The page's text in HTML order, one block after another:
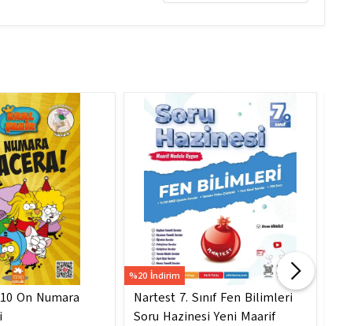
On Numara
%20 İndirim
Nartest 7. Sınıf Fen Bilimleri
Soru Hazinesi Yeni Maarif